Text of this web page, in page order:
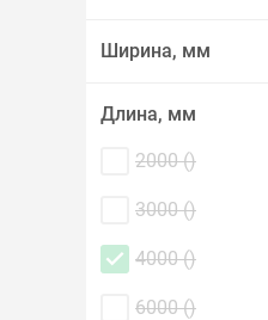
Ширина, мм
Длина, мм
2000 ()
3000 ()
4000 ()
6000 ()